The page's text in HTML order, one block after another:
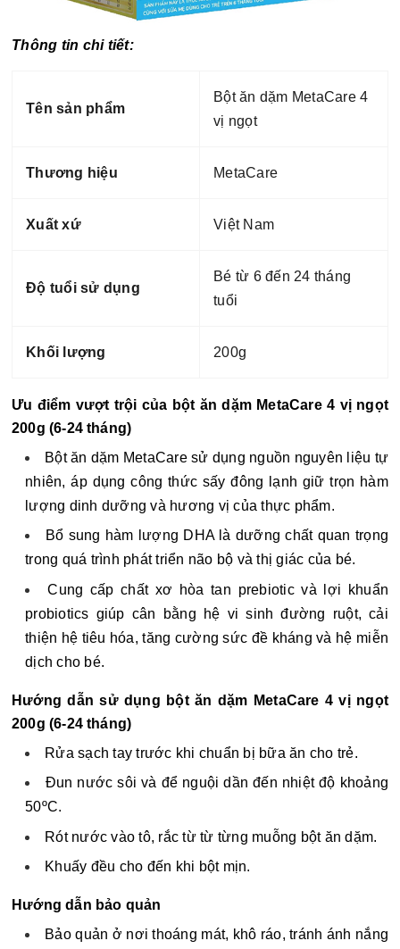
Thông tin chi tiết:
Tên sản phẩm
Bột ăn dặm MetaCare 4
vị ngọt
Thương hiệu MetaCare
Xuất xứ Việt Nam
Độ tuổi sử dụng
Bé từ 6 đến 24 tháng
tuổi
Khối lượng 200g
Ưu điểm vượt trội của bột ăn dặm MetaCare 4 vị ngọt
200g (6-24 tháng)
Bột ăn dặm MetaCare sử dụng nguồn nguyên liệu tự
nhiên, áp dụng công thức sấy đông lạnh giữ trọn hàm
lượng dinh dưỡng và hương vị của thực phẩm.
Bổ sung hàm lượng DHA là dưỡng chất quan trọng
trong quá trình phát triển não bộ và thị giác của bé.
Cung cấp chất xơ hòa tan prebiotic và lợi khuẩn
probiotics giúp cân bằng hệ vi sinh đường ruột, cải
thiện hệ tiêu hóa, tăng cường sức đề kháng và hệ miễn
dịch cho bé.
Hướng dẫn sử dụng bột ăn dặm MetaCare 4 vị ngọt
200g (6-24 tháng)
Rửa sạch tay trước khi chuẩn bị bữa ăn cho trẻ.
Đun nước sôi và để nguội dần đến nhiệt độ khoảng
50ºC.
Rót nước vào tô, rắc từ từ từng muỗng bột ăn dặm.
Khuấy đều cho đến khi bột mịn.
Hướng dẫn bảo quản
Bảo quản ở nơi thoáng mát, khô ráo, tránh ánh nắng